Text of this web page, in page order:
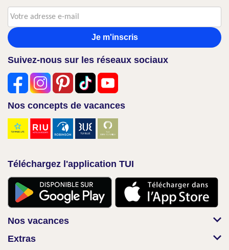
Je m'inscris
Suivez-nous sur les réseaux sociaux
Nos concepts de vacances
Téléchargez l'application TUI
Nos vacances
Extras